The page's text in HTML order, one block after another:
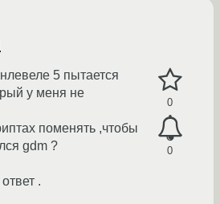
0
0
5 пытается
у меня не
поменять ,чтобы
gdm ?
.